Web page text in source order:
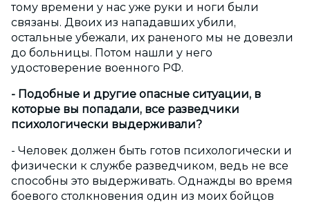
тому времени у нас уже руки и ноги были
связаны. Двоих из нападавших убили,
остальные убежали, их раненого мы не довезли
до больницы. Потом нашли у него
удостоверение военного РФ.
- Подобные и другие опасные ситуации, в
которые вы попадали, все разведчики
психологически выдерживали?
- Человек должен быть готов психологически и
физически к службе разведчиком, ведь не все
способны это выдерживать. Однажды во время
боевого столкновения один из моих бойцов